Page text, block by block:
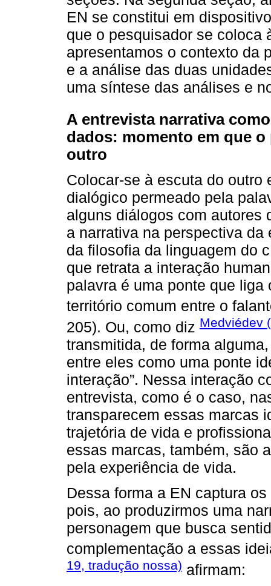
EN se constitui em
que o pesquisador se coloca
apresentamos o contexto da
e a análise das duas
uma síntese das análises e
A entrevista narrativa
dados: momento em que
outro
Colocar-se à escuta do outro
dialógico permeado pela
alguns diálogos com autores
a narrativa na perspectiva
da filosofia da linguagem do
que retrata a interação
palavra é uma ponte que liga
território comum entre o
205). Ou, como diz Medviédev
transmitida, de forma
entre eles como uma ponte
interação”. Nessa interação
entrevista, como é o caso,
transparecem essas marcas
trajetória de vida e
essas marcas, também, são
pela experiência de vida.
Dessa forma a EN captura
pois, ao produzirmos uma
personagem que busca
complementação a essas
19, tradução nossa) afirmam: